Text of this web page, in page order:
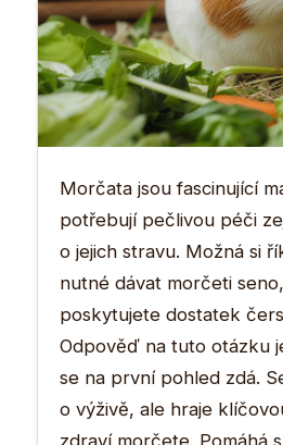
Morčata jsou fascinující
potřebují pečlivou péči
o jejich stravu. Možná si
nutné dávat morčeti
poskytujete dostatek
Odpověď na tuto otázku
se na první pohled zdá.
o výživě, ale hraje
zdraví morčete. Pomáhá